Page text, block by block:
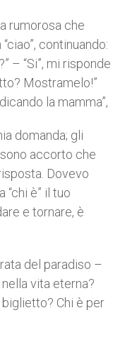
rumorosa che
continuando:
– “Si”, mi risponde
Mostramelo!”
la mamma”,
domanda; gli
sono accorto che
Dovevo
“chi è” il tuo
e tornare, è
del paradiso –
vita eterna?
biglietto? Chi è per